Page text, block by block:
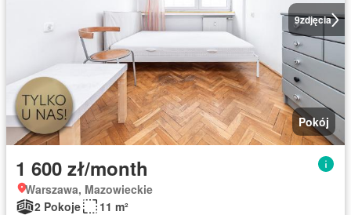
9zdjęcia
Pokój
1 600 zł/month
Warszawa, Mazowieckie
2 Pokoje
11 m²